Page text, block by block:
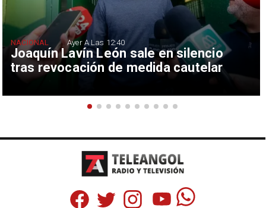
Joaquín Lavín León sale en silencio
tras revocación de medida cautelar
NACIONAL Ayer A Las 12:40